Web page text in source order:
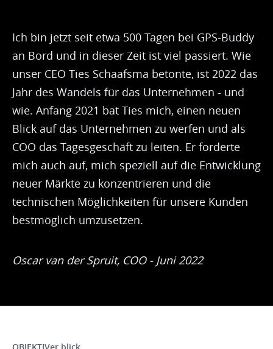
Ich bin jetzt seit etwa 500 Tagen bei GPS-Buddy
an Bord und in dieser Zeit ist viel passiert. Wie
unser CEO Ties Schaafsma betonte, ist 2022 das
Jahr des Wandels für das Unternehmen - und
wie. Anfang 2021 bat Ties mich, einen neuen
Blick auf das Unternehmen zu werfen und als
COO das Tagesgeschäft zu leiten. Er forderte
mich auch auf, mich speziell auf die Entwicklung
neuer Märkte zu konzentrieren und die
technischen Möglichkeiten für unsere Kunden
bestmöglich umzusetzen.
Oscar van der Spruit, COO - Juni 2022